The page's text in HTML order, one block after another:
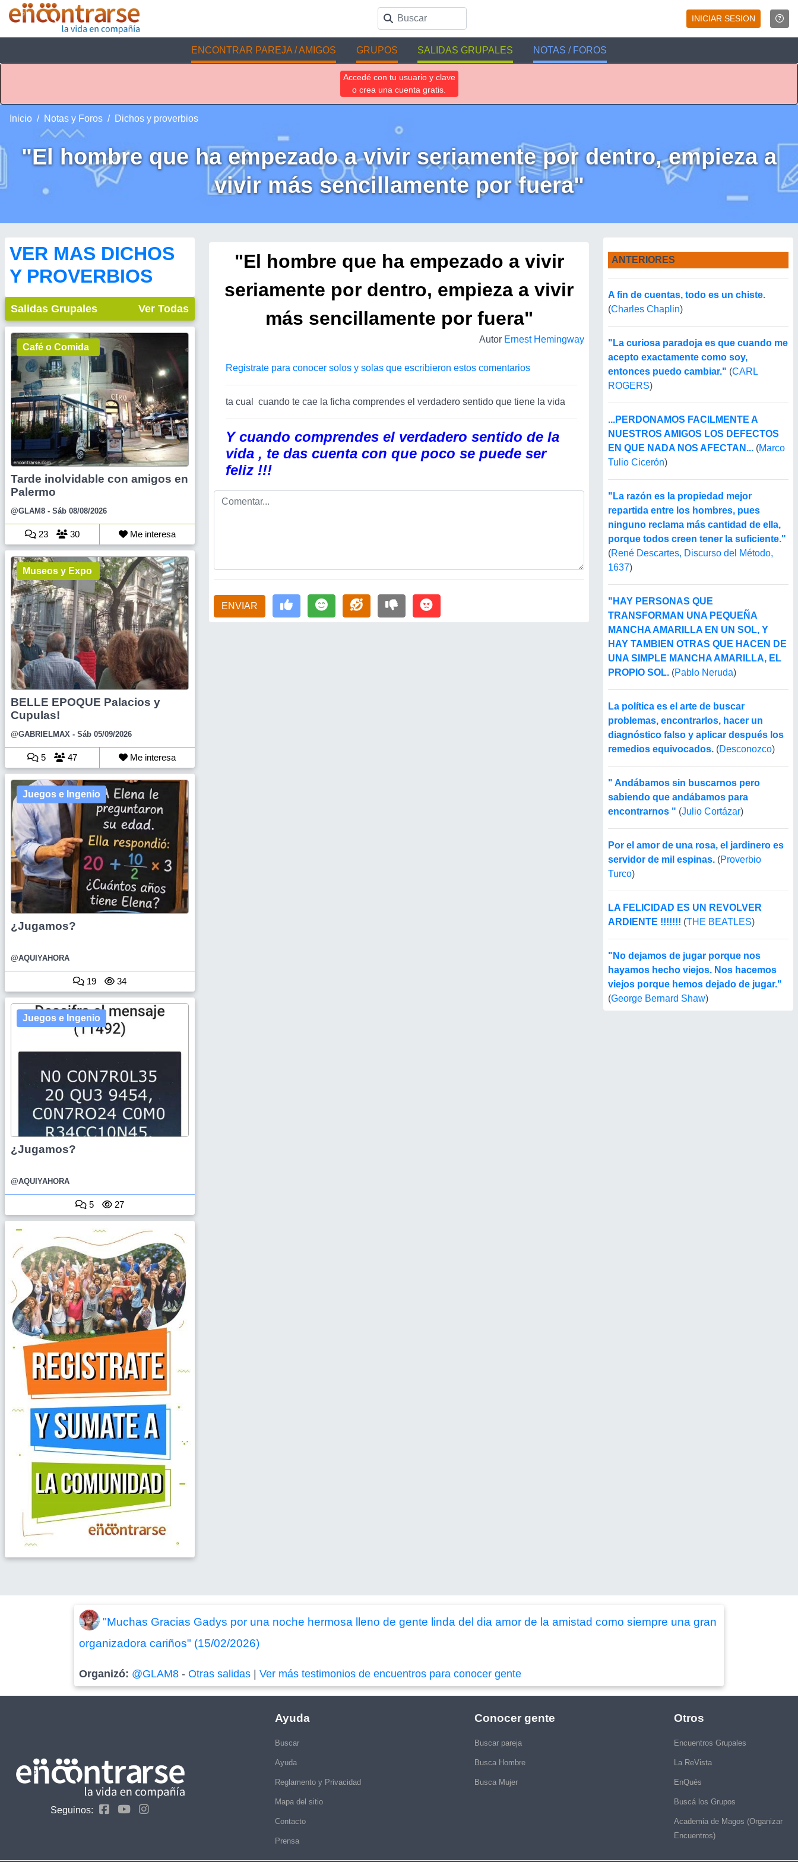
INICIAR SESION
ENCONTRAR PAREJA / AMIGOS GRUPOS SALIDAS GRUPALES NOTAS / FOROS
Accedé con tu usuario y clave
o crea una cuenta gratis.
Inicio Notas y Foros Dichos y proverbios
"El hombre que ha empezado a vivir seriamente por dentro, empieza a
vivir más sencillamente por fuera"
VER MAS DICHOS
Y PROVERBIOS
Salidas Grupales Ver Todas
Café o Comida
Tarde inolvidable con amigos en
Palermo
@GLAM8 - Sáb 08/08/2026
23 30 Me interesa
Museos y Expo
BELLE EPOQUE Palacios y
Cupulas!
@GABRIELMAX - Sáb 05/09/2026
5 47 Me interesa
Juegos e Ingenio
¿Jugamos?
@AQUIYAHORA
19 34
Juegos e Ingenio
¿Jugamos?
@AQUIYAHORA
5 27
"El hombre que ha empezado a vivir
seriamente por dentro, empieza a vivir
más sencillamente por fuera"
Autor Ernest Hemingway
Registrate para conocer solos y solas que escribieron estos comentarios
ta cual cuando te cae la ficha comprendes el verdadero sentido que tiene la vida
Y cuando comprendes el verdadero sentido de la
vida , te das cuenta con que poco se puede ser
feliz !!!
ENVIAR
ANTERIORES
A fin de cuentas, todo es un chiste.
(Charles Chaplin)
"La curiosa paradoja es que cuando me
acepto exactamente como soy,
entonces puedo cambiar." (CARL
ROGERS)
...PERDONAMOS FACILMENTE A
NUESTROS AMIGOS LOS DEFECTOS
EN QUE NADA NOS AFECTAN... (Marco
Tulio Cicerón)
"La razón es la propiedad mejor
repartida entre los hombres, pues
ninguno reclama más cantidad de ella,
porque todos creen tener la suficiente."
(René Descartes, Discurso del Método,
1637)
"HAY PERSONAS QUE
TRANSFORMAN UNA PEQUEÑA
MANCHA AMARILLA EN UN SOL, Y
HAY TAMBIEN OTRAS QUE HACEN DE
UNA SIMPLE MANCHA AMARILLA, EL
PROPIO SOL. (Pablo Neruda)
La política es el arte de buscar
problemas, encontrarlos, hacer un
diagnóstico falso y aplicar después los
remedios equivocados. (Desconozco)
" Andábamos sin buscarnos pero
sabiendo que andábamos para
encontrarnos " (Julio Cortázar)
Por el amor de una rosa, el jardinero es
servidor de mil espinas. (Proverbio
Turco)
LA FELICIDAD ES UN REVOLVER
ARDIENTE !!!!!!! (THE BEATLES)
"No dejamos de jugar porque nos
hayamos hecho viejos. Nos hacemos
viejos porque hemos dejado de jugar."
(George Bernard Shaw)
"Muchas Gracias Gadys por una noche hermosa lleno de gente linda del dia amor de la amistad como siempre una gran
organizadora cariños" (15/02/2026)
Organizó: @GLAM8 -Otras salidas |Ver más testimonios de encuentros para conocer gente
Seguinos:
Ayuda
Buscar
Ayuda
Reglamento y Privacidad
Mapa del sitio
Contacto
Prensa
Conocer gente
Buscar pareja
Busca Hombre
Busca Mujer
Otros
Encuentros Grupales
La ReVista
EnQués
Buscá los Grupos
Academia de Magos (Organizar
Encuentros)